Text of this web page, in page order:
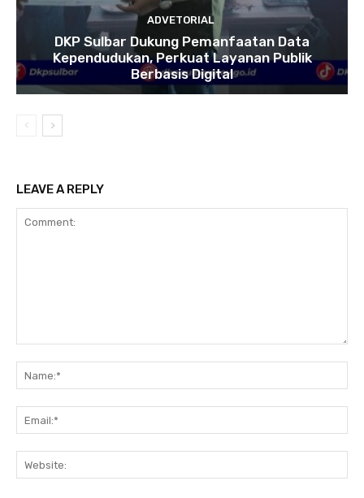
ADVETORIAL
DKP Sulbar Dukung Pemanfaatan Data
Kependudukan, Perkuat Layanan Publik
Berbasis Digital
LEAVE A REPLY